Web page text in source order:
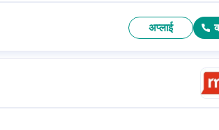
अप्लाई